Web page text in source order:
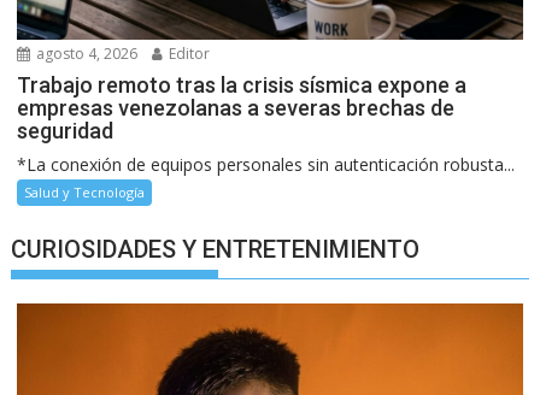
agosto 4, 2026 Editor
Trabajo remoto tras la crisis sísmica expone a
empresas venezolanas a severas brechas de
seguridad
*La conexión de equipos personales sin autenticación robusta...
Salud y Tecnología
CURIOSIDADES Y ENTRETENIMIENTO